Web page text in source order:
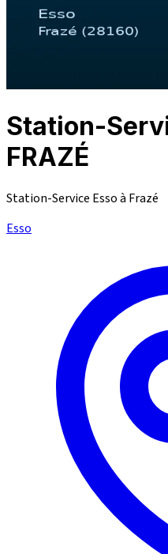
Station-
FRAZÉ
Station-Service Esso à Frazé
Esso